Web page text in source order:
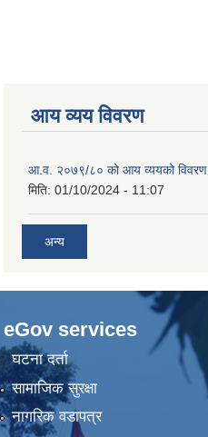
आय व्यय विवरण
आ.व. २०७९/८० को आय व्ययको विवरण
मिति: 01/10/2024 - 11:07
अन्य
eGov services
घटना दर्ता
सामाजिक सुरक्षा
नागरिक वडापत्र